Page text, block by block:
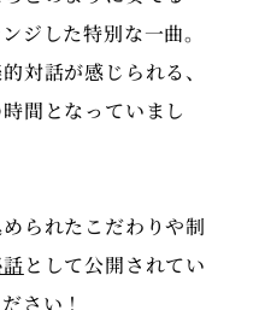
ジした特別な一曲。
対話が感じられる、
間となっていまし
られたこだわりや制
として公開されてい